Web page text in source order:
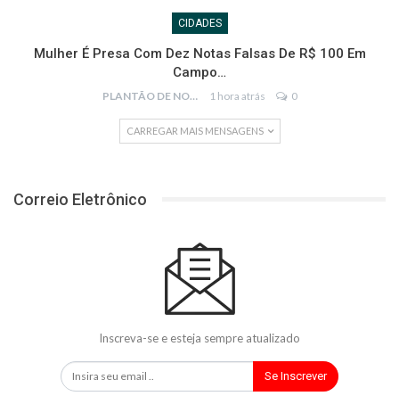
CIDADES
Mulher É Presa Com Dez Notas Falsas De R$ 100 Em
Campo…
PLANTÃO DE NOTÍCIAS 1 hora atrás 0
CARREGAR MAIS MENSAGENS
Correio Eletrônico
Inscreva-se e esteja sempre atualizado
Se Inscrever